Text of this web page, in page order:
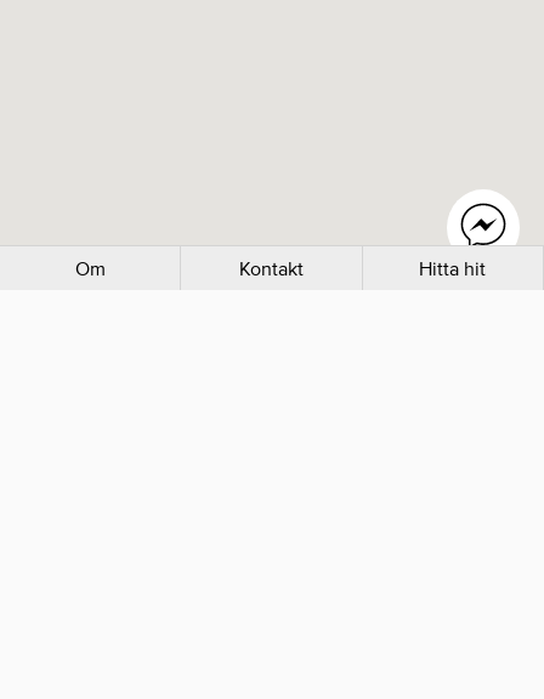
Om Kontakt Hitta hit